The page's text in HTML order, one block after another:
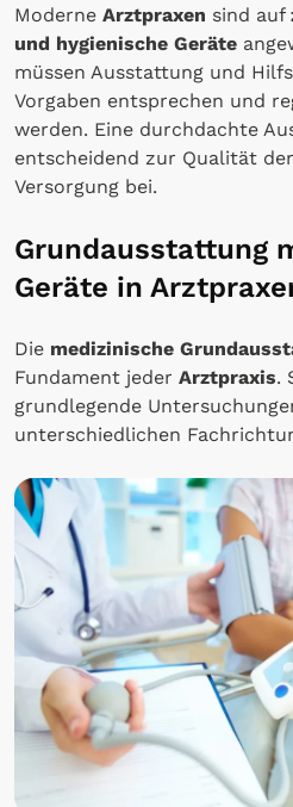
Moderne Arztpraxen sind auf
und hygienische Geräte
müssen Ausstattung und
Vorgaben entsprechen und
werden. Eine durchdachte
entscheidend zur Qualität
Versorgung bei.
Grundausstattung
Geräte in
Die medizinische
Fundament jeder Arztpraxis.
grundlegende
unterschiedlichen